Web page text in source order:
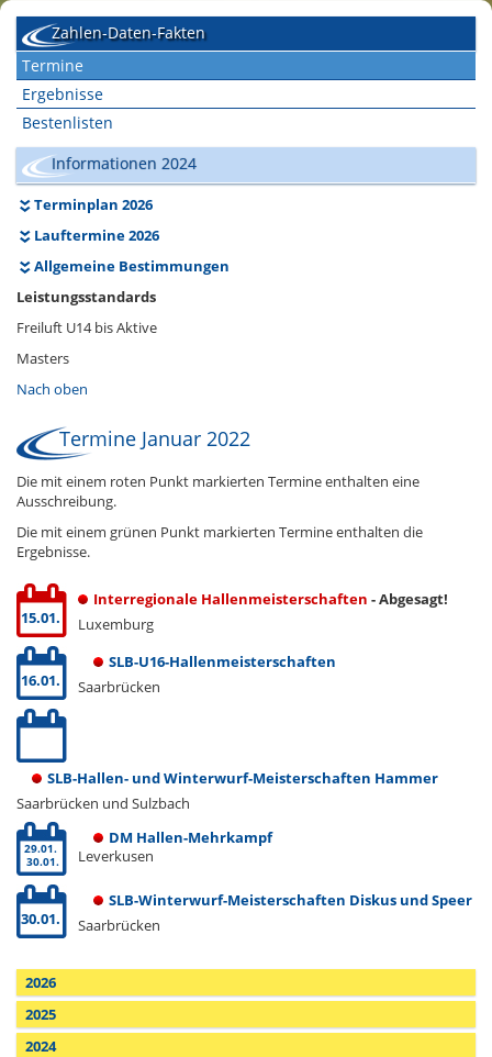
Zahlen-Daten-Fakten
Termine
Ergebnisse
Bestenlisten
Informationen 2024
Terminplan 2026
Lauftermine 2026
Allgemeine Bestimmungen
Leistungsstandards
Freiluft U14 bis Aktive
Masters
Nach oben
Termine Januar 2022
Die mit einem roten Punkt markierten Termine enthalten eine
Ausschreibung.
Die mit einem grünen Punkt markierten Termine enthalten die
Ergebnisse.
Interregionale Hallenmeisterschaften - Abgesagt!
15.01.
Luxemburg
SLB-U16-Hallenmeisterschaften
16.01.
Saarbrücken
SLB-Hallen- und Winterwurf-Meisterschaften Hammer
Saarbrücken und Sulzbach
DM Hallen-Mehrkampf
29.01.
30.01.
Leverkusen
SLB-Winterwurf-Meisterschaften Diskus und Speer
30.01.
Saarbrücken
2026
2025
2024